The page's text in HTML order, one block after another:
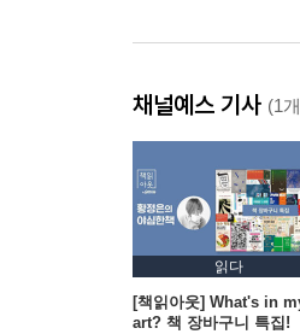
채널예스 기사 (1
읽다
[책읽아웃] What's in
art? 책 장바구니 특집!